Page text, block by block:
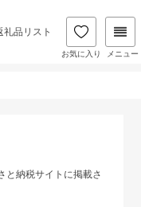
礼品リスト
お気に入り メニュー
と納税サイトに掲載さ